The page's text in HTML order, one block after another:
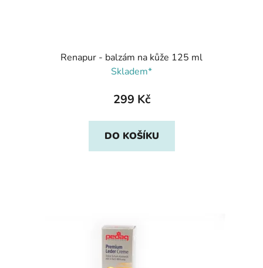
Renapur - balzám na kůže 125 ml
Skladem*
299 Kč
DO KOŠÍKU